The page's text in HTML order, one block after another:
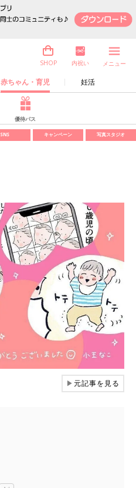
赤ちゃん・育児 妊活
SHOP 内祝い メニュー
優待パス
SNS キャンペーン 写真スタジオ
▶元記事を見る